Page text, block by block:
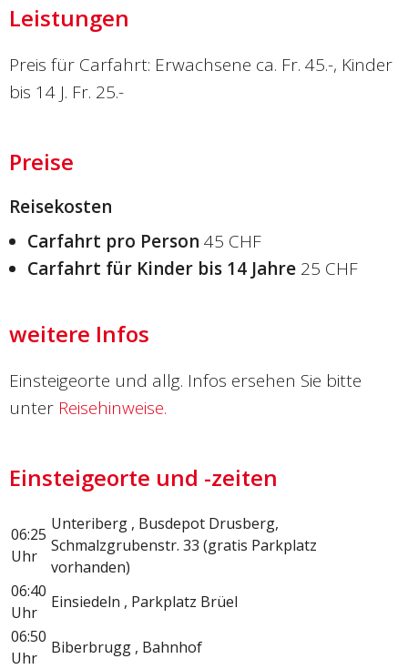
Leistungen
Preis für Carfahrt: Erwachsene ca. Fr. 45.-, Kinder
bis 14 J. Fr. 25.-
Preise
Reisekosten
Carfahrt pro Person 45 CHF
Carfahrt für Kinder bis 14 Jahre 25 CHF
weitere Infos
Einsteigeorte und allg. Infos ersehen Sie bitte
unter Reisehinweise.
Einsteigeorte und -zeiten
06:25
Uhr
Unteriberg , Busdepot Drusberg,
Schmalzgrubenstr. 33 (gratis Parkplatz
vorhanden)
06:40
Uhr
Einsiedeln , Parkplatz Brüel
06:50
Uhr
Biberbrugg , Bahnhof